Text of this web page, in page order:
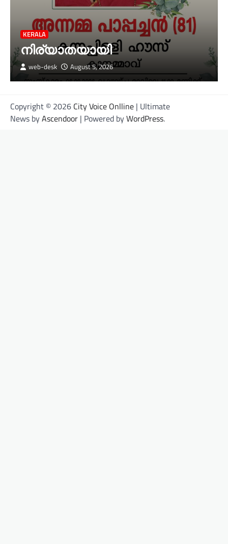
KERALA
നിര്യാതയായി
web-desk August 5, 2026
Copyright © 2026 City Voice Onlline | Ultimate
News byAscendoor | Powered byWordPress.